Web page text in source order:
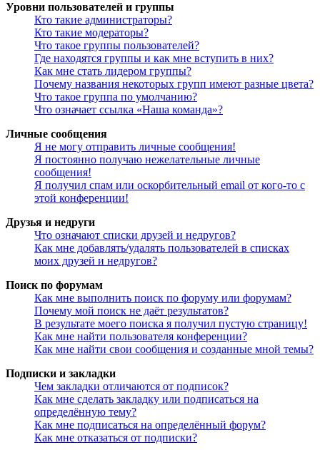
Уровни пользователей и группы
Кто такие администраторы?
Кто такие модераторы?
Что такое группы пользователей?
Где находятся группы и как мне вступить в них?
Как мне стать лидером группы?
Почему названия некоторых групп имеют разные цвета?
Что такое группа по умолчанию?
Что означает ссылка «Наша команда»?
Личные сообщения
Я не могу отправить личные сообщения!
Я постоянно получаю нежелательные личные
сообщения!
Я получил спам или оскорбительный email от кого-то с
этой конференции!
Друзья и недруги
Что означают списки друзей и недругов?
Как мне добавлять/удалять пользователей в списках
моих друзей и недругов?
Поиск по форумам
Как мне выполнить поиск по форуму или форумам?
Почему мой поиск не даёт результатов?
В результате моего поиска я получил пустую страницу!
Как мне найти пользователя конференции?
Как мне найти свои сообщения и созданные мной темы?
Подписки и закладки
Чем закладки отличаются от подписок?
Как мне сделать закладку или подписаться на
определённую тему?
Как мне подписаться на определённый форум?
Как мне отказаться от подписки?